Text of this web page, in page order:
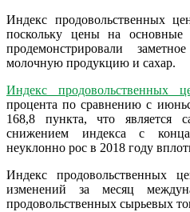
Индекс продовольственных
поскольку цены на основные
продемонстрировали
молочную продукцию и сахар.
Индекс продовольственных
процента по сравнению с
168,8 пункта, что является
снижением индекса с
неуклонно рос в 2018 году
Индекс продовольственных
изменений за месяц
продовольственных сырьевых